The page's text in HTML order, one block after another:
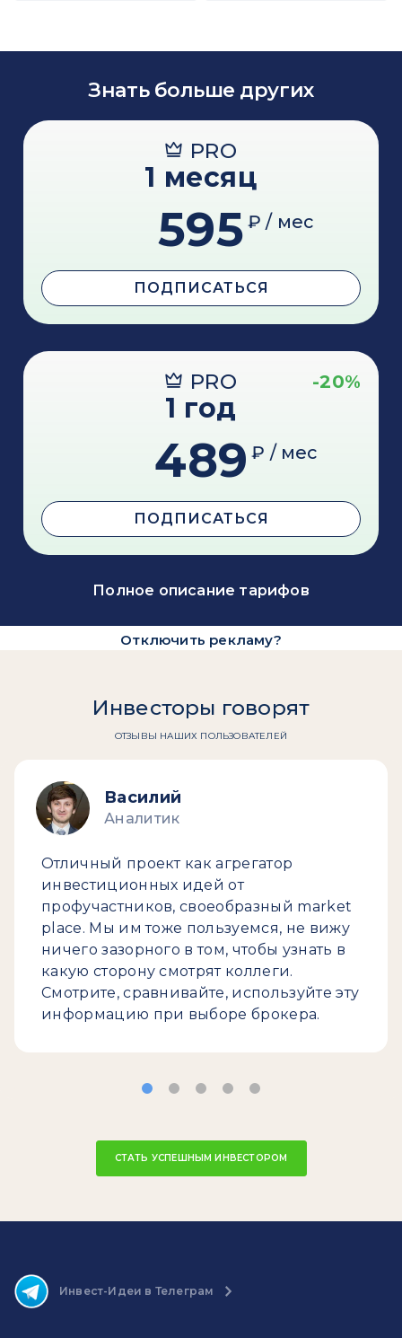
Знать больше других
PRO
1 месяц
595 ₽ / мес
ПОДПИСАТЬСЯ
PRO -20%
1 год
489 ₽ / мес
ПОДПИСАТЬСЯ
Полное описание тарифов
Отключить рекламу?
Инвесторы говорят
ОТЗЫВЫ НАШИХ ПОЛЬЗОВАТЕЛЕЙ
Василий
Аналитик
Отличный проект как агрегатор
инвестиционных идей от
профучастников, своеобразный market
place. Мы им тоже пользуемся, не вижу
ничего зазорного в том, чтобы узнать в
какую сторону смотрят коллеги.
Смотрите, сравнивайте, используйте эту
информацию при выборе брокера.
СТАТЬ УСПЕШНЫМ ИНВЕСТОРОМ
Инвест-Идеи в Телеграм